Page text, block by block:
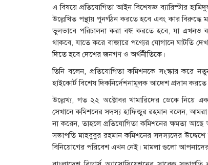
এ বিষয়ে প্রতিযোগিতা আইন বিশেষজ্ঞ ব্যারিস্টার
উল্লেখিত পন্থায় পুনর্গঠন করতে হবে এবং কার বিরুদ্ধে
ভুলভাবে পরিচালনা করা বন্ধ করতে হবে, যা এখনও
থাকবে, যাতে করে বাজারে পণ্যের যোগানে ঘাটতি
দিতে হবে দেশের জনগণ ও অর্থনীতিকে।
তিনি বলেন, প্রতিযোগিতা কমিশনকে সংস্কার করে
হাইকোর্ট বিশেষ দিকনির্দেশনামূলক আদেশ প্রদান
উল্লেখ্য, গত ২২ অক্টোবর খামারিদের ডেকে নিয়ে
সেখানে কমিশনের সদস্য হাফিজুর রহমান বলেন,
না করেন, তাহলে প্রতিযোগিতা কমিশনের ক্ষমতা আছে
সভাপতি মাহবুবুর রহমান কমিশনের সদস্যদের
বিনিয়োগের পরিবেশ এখন নেই। মামলা গুলো আপনাদের